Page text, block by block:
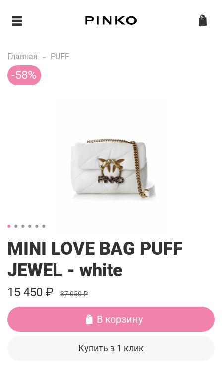
Главная PUFF
-58%
MINI LOVE BAG PUFF
JEWEL - white
15 450 ₽ 37 050 ₽
В корзину
Купить в 1 клик